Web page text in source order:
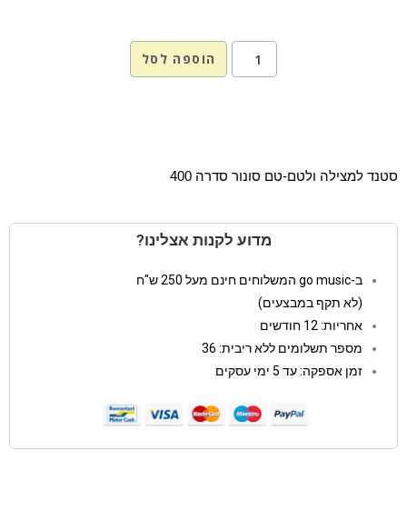
הוספה לסל
סטנד למצילה ולטם-טם סונור סדרה 400
מדוע לקנות אצלינו?
ב-go music המשלוחים חינם מעל 250 ש"ח
(לא תקף במבצעים)
אחריות: 12 חודשים
מספר תשלומים ללא ריבית: 36
זמן אספקה: עד 5 ימי עסקים